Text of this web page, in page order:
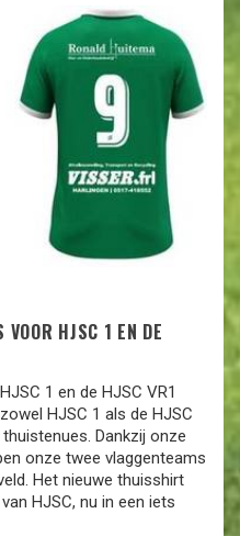
VOOR HJSC 1 EN DE
1 en de HJSC VR1
HJSC 1 als de HJSC
Dankzij onze
onze twee vlaggenteams
Het nieuwe thuisshirt
HJSC, nu in een iets